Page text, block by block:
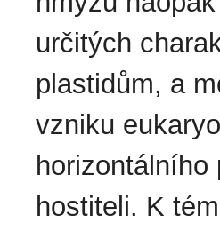
určitých
plastidům, a
vzniku
hostiteli. K